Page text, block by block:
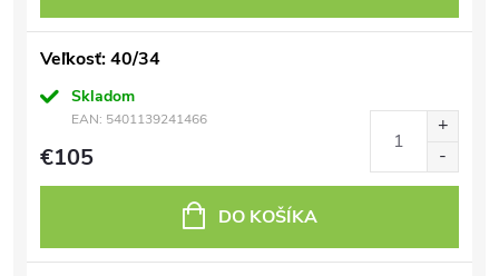
Veľkosť: 40/34
Skladom
EAN: 5401139241466
€105
DO KOŠÍKA